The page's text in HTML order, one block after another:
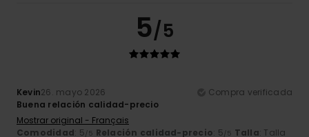
5/5
Kevin26. mayo 2026
Compra verificada
Buena relación calidad-precio
Mostrar original - Français
Comodidad: 5/5 Relación calidad-precio: 5/5 Talla: Talla